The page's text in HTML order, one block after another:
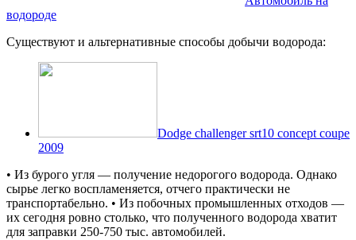
водороде
Существуют и альтернативные способы добычи водорода:
Dodge challenger srt10 concept coupe
2009
• Из бурого угля — получение недорогого водорода. Однако
сырье легко воспламеняется, отчего практически не
транспортабельно. • Из побочных промышленных отходов —
их сегодня ровно столько, что полученного водорода хватит
для заправки 250-750 тыс. автомобилей.